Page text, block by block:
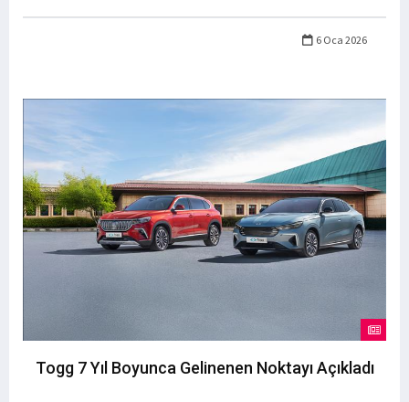
6 Oca 2026
Togg 7 Yıl Boyunca Gelinenen Noktayı Açıkladı